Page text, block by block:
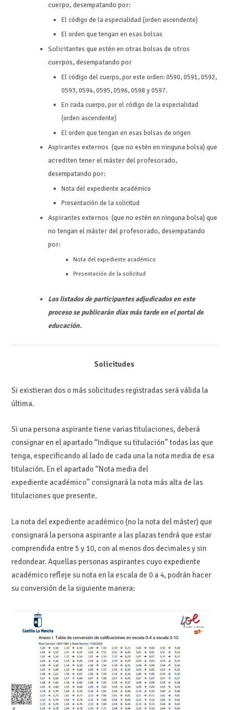
cuerpo, desempatando por:
El código de la especialidad (orden ascendente)
El orden que tengan en esas bolsas
Solicitantes que estén en otras bolsas de otros
cuerpos, desempatando por
El código del cuerpo, por este orden: 0590, 0591, 0592,
0593, 0594, 0595, 0596, 0598 y 0597.
En cada cuerpo, por el código de la especialidad
(orden ascendente)
El orden que tengan en esas bolsas de origen
Aspirantes externos (que no estén en ninguna bolsa) que
acrediten tener el máster del profesorado,
desempatando por:
Nota del expediente académico
Presentación de la solicitud
Aspirantes externos (que no estén en ninguna bolsa) que
no tengan el máster del profesorado, desempatando
por:
Nota del expediente académico
Presentación de la solicitud
Los listados de participantes adjudicados en este
proceso se publicarán días más tarde en el portal de
educación.
Solicitudes
Si existieran dos o más solicitudes registradas será válida la
última.
Si una persona aspirante tiene varias titulaciones, deberá
consignar en el apartado “Indique su titulación” todas las que
tenga, especificando al lado de cada una la nota media de esa
titulación. En el apartado “Nota media del
expediente académico” consignará la nota más alta de las
titulaciones que presente.
La nota del expediente académico (no la nota del máster) que
consignará la persona aspirante a las plazas tendrá que estar
comprendida entre 5 y 10, con al menos dos decimales y sin
redondear. Aquellas personas aspirantes cuyo expediente
académico refleje su nota en la escala de 0 a 4, podrán hacer
su conversión de la siguiente manera: